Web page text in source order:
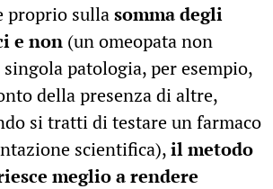
proprio sullasomma degli
e non (un omeopata non
patologia, per esempio,
della presenza di altre,
si tratti di testare un farmaco
scientifica),il metodo
meglio a rendere